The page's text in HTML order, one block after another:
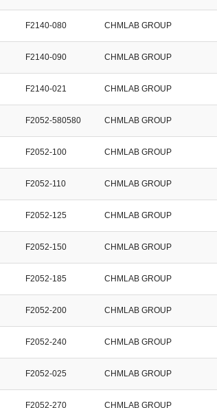
F2140-080 CHMLAB GROUP
F2140-090 CHMLAB GROUP
F2140-021 CHMLAB GROUP
F2052-580580 CHMLAB GROUP
F2052-100 CHMLAB GROUP
F2052-110 CHMLAB GROUP
F2052-125 CHMLAB GROUP
F2052-150 CHMLAB GROUP
F2052-185 CHMLAB GROUP
F2052-200 CHMLAB GROUP
F2052-240 CHMLAB GROUP
F2052-025 CHMLAB GROUP
F2052-270 CHMLAB GROUP